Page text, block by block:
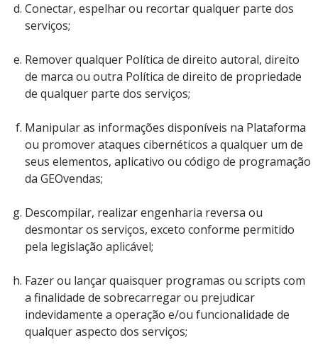
Conectar, espelhar ou recortar qualquer parte dos
serviços;
Remover qualquer Política de direito autoral, direito
de marca ou outra Política de direito de propriedade
de qualquer parte dos serviços;
Manipular as informações disponíveis na Plataforma
ou promover ataques cibernéticos a qualquer um de
seus elementos, aplicativo ou código de programação
da GEOvendas;
Descompilar, realizar engenharia reversa ou
desmontar os serviços, exceto conforme permitido
pela legislação aplicável;
Fazer ou lançar quaisquer programas ou scripts com
a finalidade de sobrecarregar ou prejudicar
indevidamente a operação e/ou funcionalidade de
qualquer aspecto dos serviços;